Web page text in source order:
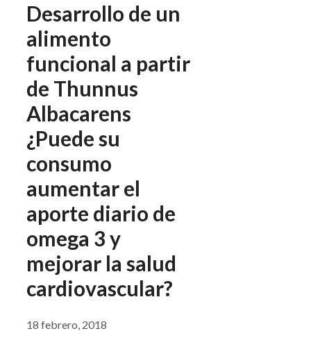
Desarrollo de un
alimento
funcional a partir
de Thunnus
Albacarens
¿Puede su
consumo
aumentar el
aporte diario de
omega 3 y
mejorar la salud
cardiovascular?
18 febrero, 2018